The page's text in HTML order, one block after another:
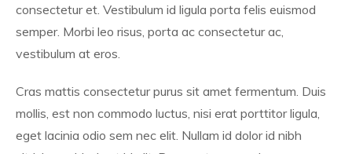
consectetur et. Vestibulum id ligula porta felis euismod
semper. Morbi leo risus, porta ac consectetur ac,
vestibulum at eros.
Cras mattis consectetur purus sit amet fermentum. Duis
mollis, est non commodo luctus, nisi erat porttitor ligula,
eget lacinia odio sem nec elit. Nullam id dolor id nibh